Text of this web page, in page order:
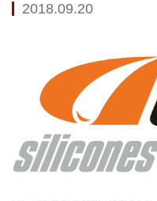
2018.09.20